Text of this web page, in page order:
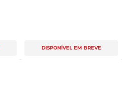
DISPONÍVEL EM BREVE